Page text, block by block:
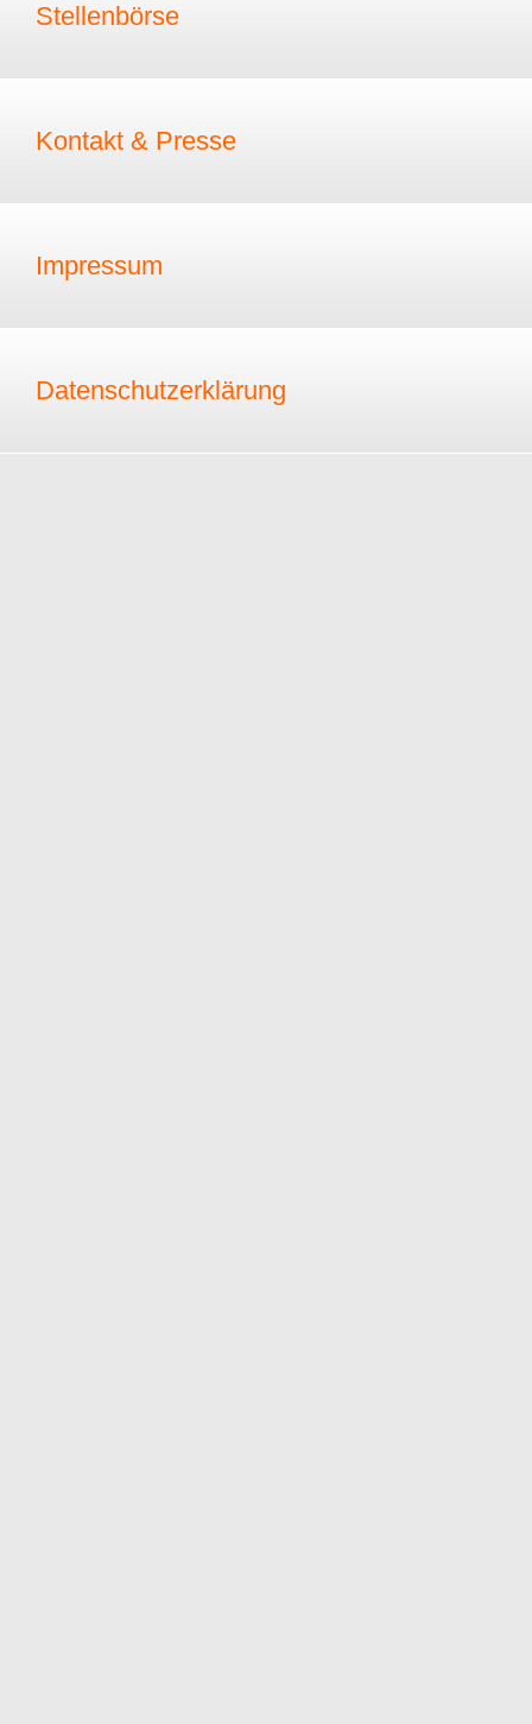
Stellenbörse
Kontakt & Presse
Impressum
Datenschutzerklärung